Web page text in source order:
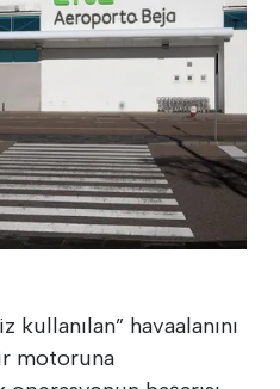
kullanılan” havaalanını
motoruna